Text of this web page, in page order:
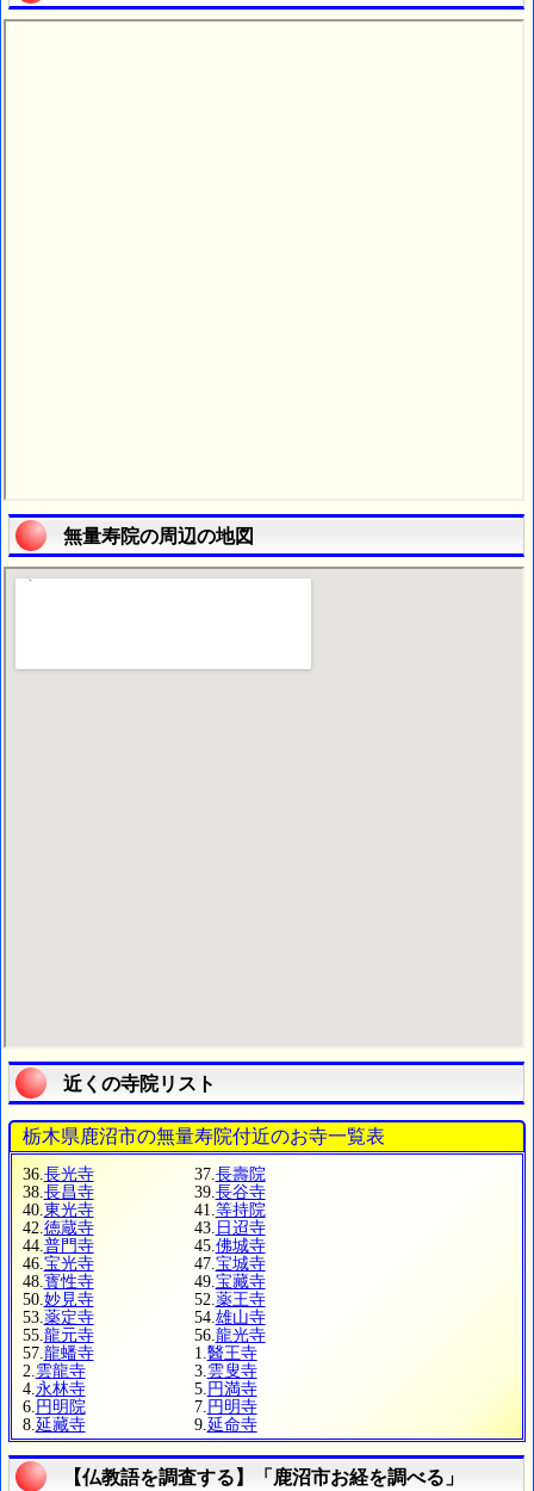
無量寿院の周辺の地図
近くの寺院リスト
栃木県鹿沼市の無量寿院付近のお寺一覧表
36. 長光寺 37. 長壽院
38. 長昌寺 39. 長谷寺
40. 東光寺 41. 等持院
42. 徳蔵寺 43. 日迢寺
44. 普門寺 45. 佛城寺
46. 宝光寺 47. 宝城寺
48. 寳性寺 49. 宝藏寺
50. 妙見寺 52. 薬王寺
53. 薬定寺 54. 雄山寺
55. 龍元寺 56. 龍光寺
57. 龍蟠寺 1. 醫王寺
2. 雲龍寺 3. 雲叟寺
4. 永林寺 5. 円満寺
6. 円明院 7. 円明寺
8. 延藏寺 9. 延命寺
【仏教語を調査する】「鹿沼市お経を調べる」